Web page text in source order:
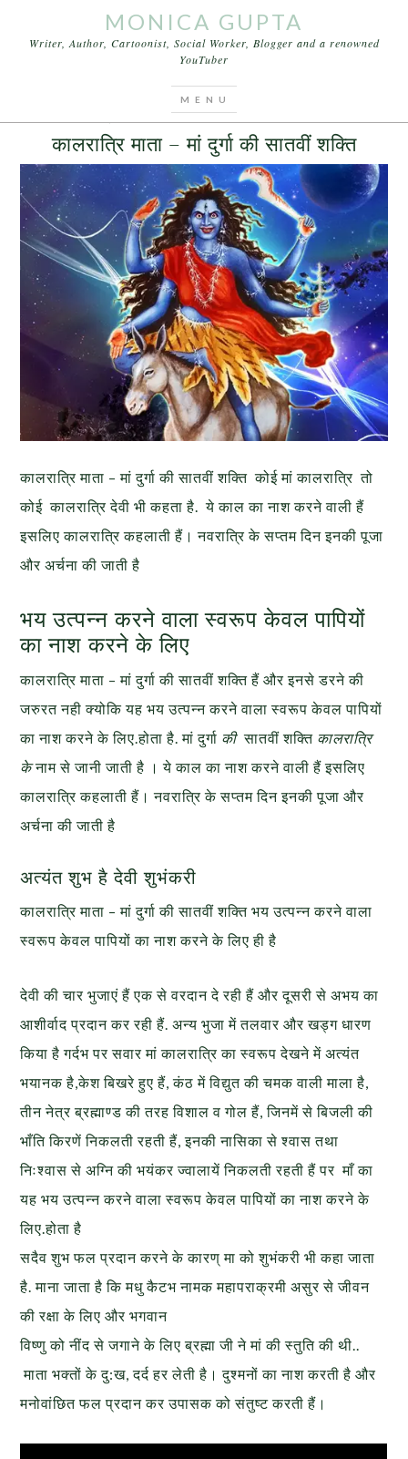
MONICA GUPTA
Writer, Author, Cartoonist, Social Worker, Blogger and a renowned
YouTuber
कालरात्रि माता – मां दुर्गा की सातवीं शक्ति
कालरात्रि माता – मां दुर्गा की सातवीं शक्ति कोई मां कालरात्रि तो
कोई कालरात्रि देवी भी कहता है. ये काल का नाश करने वाली हैं
इसलिए कालरात्रि कहलाती हैं। नवरात्रि के सप्तम दिन इनकी पूजा
और अर्चना की जाती है
भय उत्पन्न करने वाला स्वरूप केवल पापियों
का नाश करने के लिए
कालरात्रि माता – मां दुर्गा की सातवीं शक्ति हैं और इनसे डरने की
जरुरत नही क्योकि यह भय उत्पन्न करने वाला स्वरूप केवल पापियों
का नाश करने के लिए.होता है. मां दुर्गा कीसातवीं शक्ति कालरात्रि
केनाम से जानी जाती है । ये काल का नाश करने वाली हैं इसलिए
कालरात्रि कहलाती हैं। नवरात्रि के सप्तम दिन इनकी पूजा और
अर्चना की जाती है
अत्यंत शुभ है देवी शुभंकरी
कालरात्रि माता – मां दुर्गा की सातवीं शक्ति भय उत्पन्न करने वाला
स्वरूप केवल पापियों का नाश करने के लिए ही है
देवी की चार भुजाएं हैं एक से वरदान दे रही हैं और दूसरी से अभय का
आशीर्वाद प्रदान कर रही हैं. अन्य भुजा में तलवार और खड्ग धारण
किया है गर्दभ पर सवार मां कालरात्रि का स्वरूप देखने में अत्यंत
भयानक है,केश बिखरे हुए हैं, कंठ में विद्युत की चमक वाली माला है,
तीन नेत्र ब्रह्माण्ड की तरह विशाल व गोल हैं, जिनमें से बिजली की
भाँति किरणें निकलती रहती हैं, इनकी नासिका से श्वास तथा
निःश्वास से अग्नि की भयंकर ज्वालायें निकलती रहती हैं पर माँ का
यह भय उत्पन्न करने वाला स्वरूप केवल पापियों का नाश करने के
लिए.होता है
सदैव शुभ फल प्रदान करने के कारण् मा को शुभंकरी भी कहा जाता
है. माना जाता है कि मधु कैटभ नामक महापराक्रमी असुर से जीवन
की रक्षा के लिए और भगवान
विष्णु को नींद से जगाने के लिए ब्रह्मा जी ने मां की स्तुति की थी..
माता भक्तों के दु:ख, दर्द हर लेती है। दुश्मनों का नाश करती है और
मनोवांछित फल प्रदान कर उपासक को संतुष्ट करती हैं।